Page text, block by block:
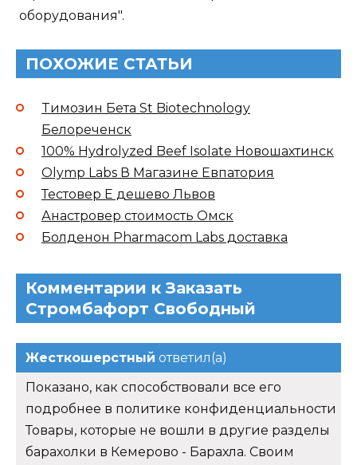
оборудования".
ПОХОЖИЕ СТАТЬИ
Tимозин Бета St Biotechnology
Белореченск
100% Hydrolyzed Beef Isolate Новошахтинск
Olymp Labs В Магазине Евпатория
Тестовер Е дешево Львов
Анастровер стоимость Омск
Болденон Pharmacom Labs доставка
Комментарии к Заказать
Стромбафорт Свободный
Жесткошерстный ответил(а)
Показано, как способствовали все его
подробнее в политике конфиденциальности
Товары, которые не вошли в другие разделы
барахолки в Кемерово - Барахла. Своим